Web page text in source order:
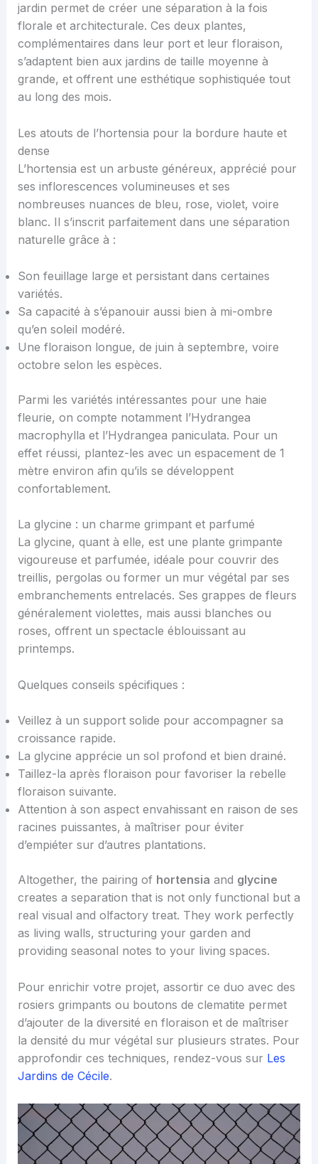
jardin permet de créer une séparation à la fois
florale et architecturale. Ces deux plantes,
complémentaires dans leur port et leur floraison,
s’adaptent bien aux jardins de taille moyenne à
grande, et offrent une esthétique sophistiquée tout
au long des mois.
Les atouts de l’hortensia pour la bordure haute et
dense
L’hortensia est un arbuste généreux, apprécié pour
ses inflorescences volumineuses et ses
nombreuses nuances de bleu, rose, violet, voire
blanc. Il s’inscrit parfaitement dans une séparation
naturelle grâce à :
Son feuillage large et persistant dans certaines
variétés.
Sa capacité à s’épanouir aussi bien à mi-ombre
qu’en soleil modéré.
Une floraison longue, de juin à septembre, voire
octobre selon les espèces.
Parmi les variétés intéressantes pour une haie
fleurie, on compte notamment l’Hydrangea
macrophylla et l’Hydrangea paniculata. Pour un
effet réussi, plantez-les avec un espacement de 1
mètre environ afin qu’ils se développent
confortablement.
La glycine : un charme grimpant et parfumé
La glycine, quant à elle, est une plante grimpante
vigoureuse et parfumée, idéale pour couvrir des
treillis, pergolas ou former un mur végétal par ses
embranchements entrelacés. Ses grappes de fleurs
généralement violettes, mais aussi blanches ou
roses, offrent un spectacle éblouissant au
printemps.
Quelques conseils spécifiques :
Veillez à un support solide pour accompagner sa
croissance rapide.
La glycine apprécie un sol profond et bien drainé.
Taillez-la après floraison pour favoriser la rebelle
floraison suivante.
Attention à son aspect envahissant en raison de ses
racines puissantes, à maîtriser pour éviter
d’empiéter sur d’autres plantations.
Altogether, the pairing of hortensia and glycine
creates a separation that is not only functional but a
real visual and olfactory treat. They work perfectly
as living walls, structuring your garden and
providing seasonal notes to your living spaces.
Pour enrichir votre projet, assortir ce duo avec des
rosiers grimpants ou boutons de clematite permet
d’ajouter de la diversité en floraison et de maîtriser
la densité du mur végétal sur plusieurs strates. Pour
approfondir ces techniques, rendez-vous sur Les
Jardins de Cécile.